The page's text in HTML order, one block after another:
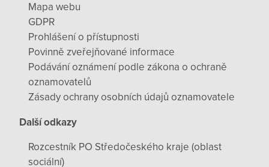
Mapa webu
GDPR
Prohlášení o přístupnosti
Povinně zveřejňované informace
Podávání oznámení podle zákona o ochraně
oznamovatelů
Zásady ochrany osobních údajů oznamovatele
Další odkazy
Rozcestník PO Středočeského kraje (oblast
sociální)